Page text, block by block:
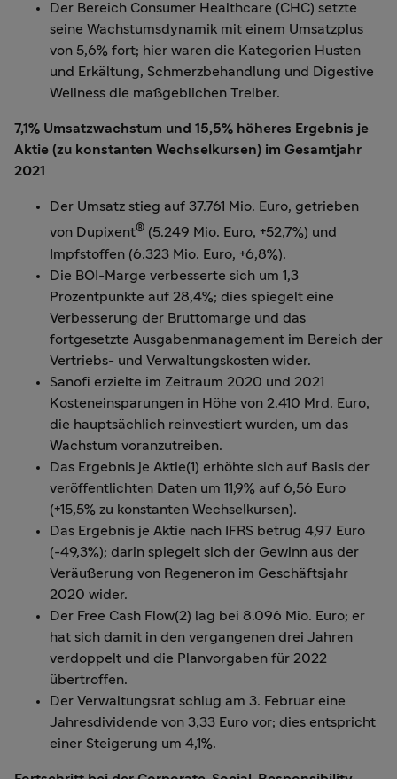
Der Bereich Consumer Healthcare (CHC) setzte
seine Wachstumsdynamik mit einem Umsatzplus
von 5,6% fort; hier waren die Kategorien Husten
und Erkältung, Schmerzbehandlung und Digestive
Wellness die maßgeblichen Treiber.
7,1% Umsatzwachstum und 15,5% höheres Ergebnis je
Aktie (zu konstanten Wechselkursen) im Gesamtjahr
2021
Der Umsatz stieg auf 37.761 Mio. Euro, getrieben
von Dupixent® (5.249 Mio. Euro, +52,7%) und
Impfstoffen (6.323 Mio. Euro, +6,8%).
Die BOI-Marge verbesserte sich um 1,3
Prozentpunkte auf 28,4%; dies spiegelt eine
Verbesserung der Bruttomarge und das
fortgesetzte Ausgabenmanagement im Bereich der
Vertriebs- und Verwaltungskosten wider.
Sanofi erzielte im Zeitraum 2020 und 2021
Kosteneinsparungen in Höhe von 2.410 Mrd. Euro,
die hauptsächlich reinvestiert wurden, um das
Wachstum voranzutreiben.
Das Ergebnis je Aktie(1) erhöhte sich auf Basis der
veröffentlichten Daten um 11,9% auf 6,56 Euro
(+15,5% zu konstanten Wechselkursen).
Das Ergebnis je Aktie nach IFRS betrug 4,97 Euro
(-49,3%); darin spiegelt sich der Gewinn aus der
Veräußerung von Regeneron im Geschäftsjahr
2020 wider.
Der Free Cash Flow(2) lag bei 8.096 Mio. Euro; er
hat sich damit in den vergangenen drei Jahren
verdoppelt und die Planvorgaben für 2022
übertroffen.
Der Verwaltungsrat schlug am 3. Februar eine
Jahresdividende von 3,33 Euro vor; dies entspricht
einer Steigerung um 4,1%.